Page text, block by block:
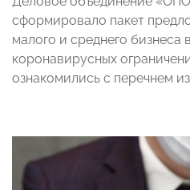
сформировало пакет
малого и среднего бизнеса
коронавирусных
ознакомились с перечнем